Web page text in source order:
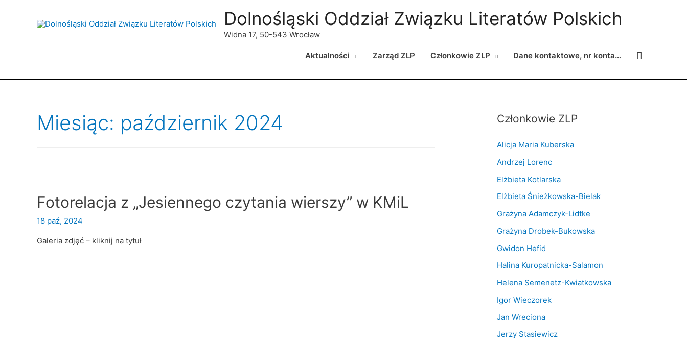
Dolnośląski Oddział Związku Literatów Polskich
Widna 17, 50-543 Wrocław
Aktualności Zarząd ZLP Członkowie ZLP Dane kontaktowe, nr konta… Search
Miesiąc: październik 2024
Fotorelacja z „Jesiennego czytania wierszy” w KMiL
18 paź, 2024
Galeria zdjęć – kliknij na tytuł
Członkowie ZLP
Alicja Maria Kuberska
Andrzej Lorenc
Elżbieta Kotlarska
Elżbieta Śnieżkowska-Bielak
Grażyna Adamczyk-Lidtke
Grażyna Drobek-Bukowska
Gwidon Hefid
Halina Kuropatnicka-Salamon
Helena Semenetz-Kwiatkowska
Igor Wieczorek
Jan Wreciona
Jerzy Stasiewicz